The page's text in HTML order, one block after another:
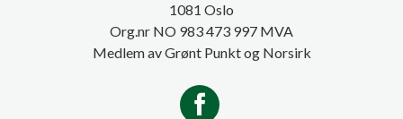
1081 Oslo
Org.nr NO 983 473 997 MVA
Medlem av Grønt Punkt og Norsirk